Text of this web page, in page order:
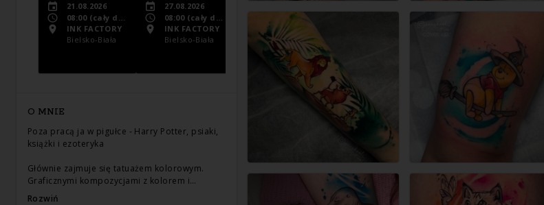
21.08.2026
08:00(cały dzień)
INK FACTORY
Bielsko-Biała
27.08.2026
08:00(cały dzień)
INK FACTORY
Bielsko-Biała
(cały dzień)
INK FACTORY
Bielsko-Biała
O MNIE
Poza pracą ja w pigułce - Harry Potter, psiaki,
książki i ezoteryka
Głównie zajmuje się tatuażem kolorowym.
Graficznymi kompozycjami z kolorem i…
Rozwiń